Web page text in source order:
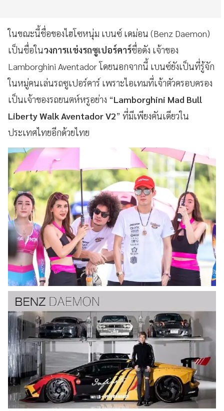
ในขณะนี้ชื่อของไฮโซหนุ่ม เบนซ์ เดม่อน (Benz Daemon)
เป็นชื่อในวงการเเข่งรถซูเปอร์คาร์ชื่อดัง เจ้าของ
Lamborghini Aventador โดยนอกจากนี้ เบนซ์ยังเป็นที่รู้จัก
ในหมู่คนเล่นรถซูเปอร์คาร์ เพราะไอเทมที่เจ้าตัวครอบครอง
เป็นเจ้าของรถยนตห์หรูอย่าง “Lamborghini Mad Bull
Liberty Walk Aventador V2” ที่มีเพียงคันเดียวใน
ประเทศไทยอีกด้วยไทย